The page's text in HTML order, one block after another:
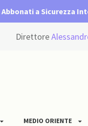
Abbonati a Sicurezza
Direttore
MEDIO ORIENTE